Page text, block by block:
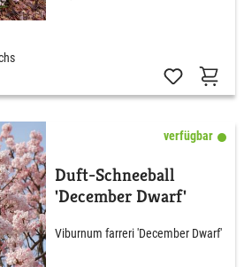
verfügbar
Duft-Schneeball
'December Dwarf'
Viburnum farreri 'December Dwarf'